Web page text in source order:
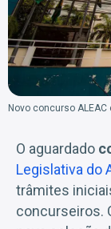
Novo concurso
O aguardado
Legislativa do
trâmites
concurseiros.